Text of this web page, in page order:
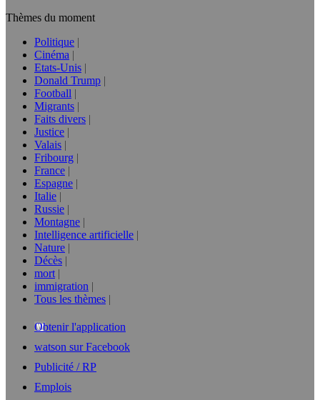
Thèmes du moment
Politique
Cinéma
Etats-Unis
Donald Trump
Football
Migrants
Faits divers
Justice
Valais
Fribourg
France
Espagne
Italie
Russie
Montagne
Intelligence artificielle
Nature
Décès
mort
immigration
Tous les thèmes
Obtenir l'application
watson sur Facebook
Publicité / RP
Emplois